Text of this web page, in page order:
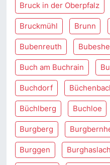
Bruck in der Oberpfalz
Bruckmühl Brunn
Bubenreuth
Buch am Buchrain
Buchdorf
Büchlberg Buchloe
Burgberg
Burggen Burghaslach